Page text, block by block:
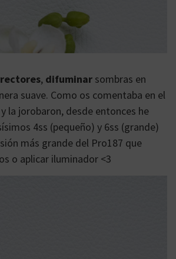
, difuminar sombras en
suave. Como os comentaba en el
la jorobaron, desde entonces he
4ss (pequeño) y 6ss (grande)
más grande del Pro187 que
o aplicar iluminador <3